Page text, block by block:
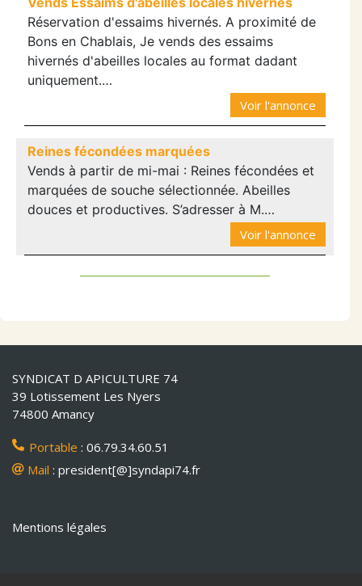
Réservation d'essaims hivernés. A proximité de
Bons en Chablais, Je vends des essaims
hivernés d'abeilles locales au format dadant
uniquement.…
Voir l'annonce
Reines fécondées marquées
Vends à partir de mi-mai : Reines fécondées et
marquées de souche sélectionnée. Abeilles
douces et productives. S’adresser à M.…
Voir l'annonce
SYNDICAT D APICULTURE 74
39 Lotissement Les Nyers
74800 Amancy
Portable : 06.79.34.60.51
Mail : president[@]syndapi74.fr
Mentions légales